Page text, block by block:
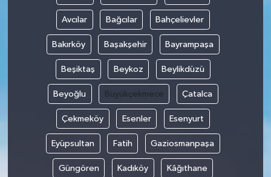
Avcılar Bağcılar Bahçelievler
Bakırköy Başakşehir Bayrampaşa
Beşiktaş Beykoz Beylikdüzü
Beyoğlu Büyükçekmece Çatalca
Çekmeköy Esenler Esenyurt
Eyüpsultan Fatih Gaziosmanpaşa
Güngören Kadıköy Kâğıthane